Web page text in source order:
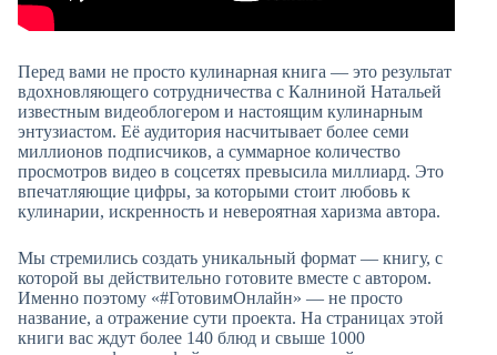
Перед вами не просто кулинарная книга — это результат
вдохновляющего сотрудничества с Калниной Натальей
известным видеоблогером и настоящим кулинарным
энтузиастом. Её аудитория насчитывает более семи
миллионов подписчиков, а суммарное количество
просмотров видео в соцсетях превысила миллиард. Это
впечатляющие цифры, за которыми стоит любовь к
кулинарии, искренность и невероятная харизма автора.
Мы стремились создать уникальный формат — книгу, с
которой вы действительно готовите вместе с автором.
Именно поэтому «#ГотовимОнлайн» — не просто
название, а отражение сути проекта. На страницах этой
книги вас ждут более 140 блюд и свыше 1000